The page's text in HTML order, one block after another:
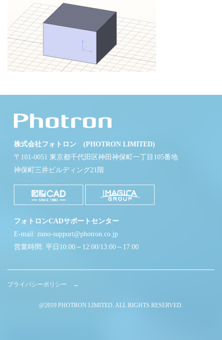
株式会社フォトロン (PHOTRON LIMITED)
〒101-0051 東京都千代田区神田神保町一丁目105番地
神保町三井ビルディング21階
フォトロンCADサポートセンター
E-mail: zuno-support@photron.co.jp
営業時間: 平日10:00～12:00/13:00～17:00
プライバシーポリシー →
@2019 PHOTRON LIMITED. ALL RIGHTS RESERVED.